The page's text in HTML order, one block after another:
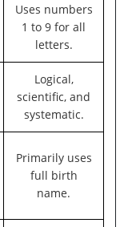
Uses numbers
1 to 9 for all
letters.
Logical,
scientific, and
systematic.
Primarily uses
full birth
name.